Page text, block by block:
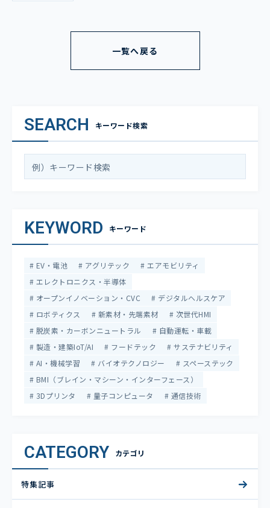
一覧へ戻る
SEARCH キーワード検索
KEYWORD キーワード
EV・電池 アグリテック
エアモビリティ
エレクトロニクス・半導体
オープンイノベーション・CVC
デジタルヘルスケア
ロボティクス
新素材・先端素材
次世代HMI
脱炭素・カーボンニュートラル
自動運転・車載
製造・建築IoT/AI
フードテック
サステナビリティ
AI・機械学習
バイオテクノロジー
スペーステック
BMI（ブレイン・マシーン・インターフェース）
3Dプリンタ
量子コンピュータ 通信技術
CATEGORY カテゴリ
特集記事